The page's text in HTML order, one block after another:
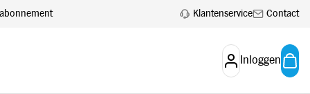
Klantenservice Contact
Inloggen
aan. Account aanvragen